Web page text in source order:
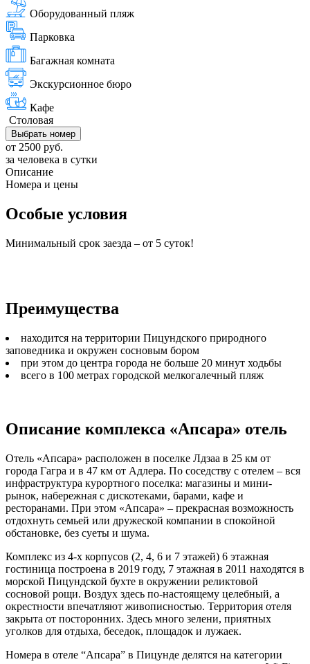
Оборудованный пляж
Парковка
Багажная комната
Экскурсионное бюро
Кафе
Столовая
Выбрать номер
от 2500 руб.
за человека в сутки
Описание
Номера и цены
Особые условия
Минимальный срок заезда – от 5 суток!
Преимущества
находится на территории Пицундского природного
заповедника и окружен сосновым бором
при этом до центра города не больше 20 минут ходьбы
всего в 100 метрах городской мелкогалечный пляж
Описание комплекса «Апсара» отель
Отель «Апсара» расположен в поселке Лдзаа в 25 км от
города Гагра и в 47 км от Адлера. По соседству с отелем – вся
инфраструктура курортного поселка: магазины и мини-
рынок, набережная с дискотеками, барами, кафе и
ресторанами. При этом «Апсара» – прекрасная возможность
отдохнуть семьей или дружеской компании в спокойной
обстановке, без суеты и шума.
Комплекс из 4-х корпусов (2, 4, 6 и 7 этажей) 6 этажная
гостиница построена в 2019 году, 7 этажная в 2011 находятся в
морской Пицундской бухте в окружении реликтовой
сосновой рощи. Воздух здесь по-настоящему целебный, а
окрестности впечатляют живописностью. Территория отеля
закрыта от посторонних. Здесь много зелени, приятных
уголков для отдыха, беседок, площадок и лужаек.
Номера в отеле “Апсара” в Пицунде делятся на категории